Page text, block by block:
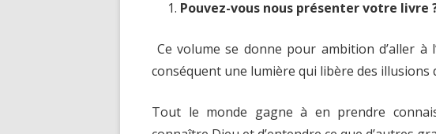
Pouvez-vous nous présenter votre livre
Ce volume se donne pour ambition d’aller à
conséquent une lumière qui libère des illusions
Tout le monde gagne à en prendre